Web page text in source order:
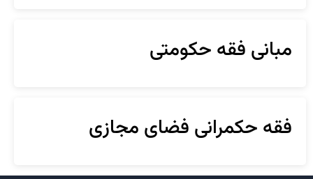
مبانی فقه حکومتی
فقه حکمرانی فضای مجازی